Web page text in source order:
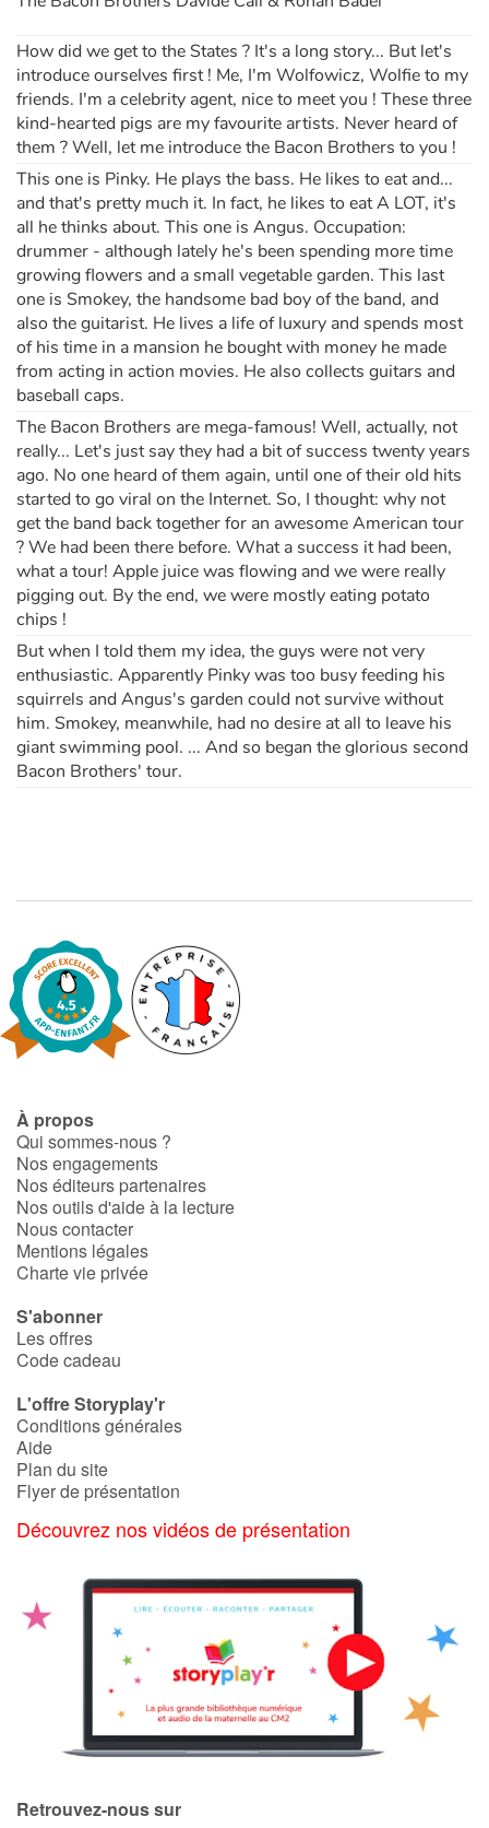
Apprendre les langues
Dyslexie, troubles de la lecture
Nos listes de lecture
Les plus lus
Coups de coeur
How did we get to the States ? It's a long story... But let's
introduce ourselves first ! Me, I'm Wolfowicz, Wolfie to my
friends. I'm a celebrity agent, nice to meet you ! These three
kind-hearted pigs are my favourite artists. Never heard of
them ? Well, let me introduce the Bacon Brothers to you !
This one is Pinky. He plays the bass. He likes to eat and...
and that's pretty much it. In fact, he likes to eat A LOT, it's
all he thinks about. This one is Angus. Occupation:
drummer - although lately he's been spending more time
growing flowers and a small vegetable garden. This last
one is Smokey, the handsome bad boy of the band, and
also the guitarist. He lives a life of luxury and spends most
of his time in a mansion he bought with money he made
from acting in action movies. He also collects guitars and
baseball caps.
The Bacon Brothers are mega-famous! Well, actually, not
really... Let's just say they had a bit of success twenty years
ago. No one heard of them again, until one of their old hits
started to go viral on the Internet. So, I thought: why not
get the band back together for an awesome American tour
? We had been there before. What a success it had been,
what a tour! Apple juice was flowing and we were really
pigging out. By the end, we were mostly eating potato
chips !
But when I told them my idea, the guys were not very
enthusiastic. Apparently Pinky was too busy feeding his
squirrels and Angus's garden could not survive without
him. Smokey, meanwhile, had no desire at all to leave his
giant swimming pool. ... And so began the glorious second
Bacon Brothers' tour.
À propos
Qui sommes-nous ?
Nos engagements
Nos éditeurs partenaires
Nos outils d'aide à la lecture
Nous contacter
Mentions légales
Charte vie privée
S'abonner
Les offres
Code cadeau
L'offre Storyplay'r
Conditions générales
Aide
Plan du site
Flyer de présentation
Découvrez nos vidéos de présentation
Retrouvez-nous sur